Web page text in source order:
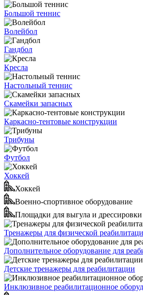
Большой теннис
Волейбол
Гандбол
Кресла
Настольный теннис
Скамейки запасных
Каркасно-тентовые конструкции
Трибуны
Футбол
Хоккей
Хоккей
Военно-спортивное оборудование
Площадки для выгула и дрессировки
Тренажеры для физической
Дополнительное оборудование для
Детские тренажеры для реабилитации
Инклюзивное реабилитационное